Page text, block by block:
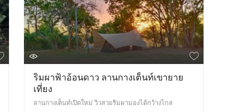
ริมผาฟ้าอ้อนดาว ลานกางเต็นท์เขายาย
เที่ยง
ลานกางเต็นท์เปิดใหม่ วิวสวยริมผามองได้กว้างไกล